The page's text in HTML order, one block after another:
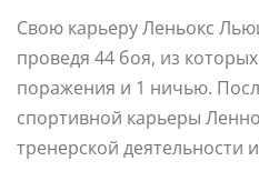
Свою карьеру Леньокс
проведя 44 боя, из
поражения и 1 ничью.
спортивной карьеры
тренерской деятельности